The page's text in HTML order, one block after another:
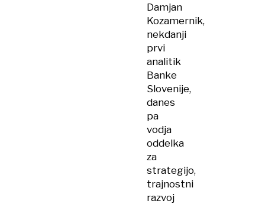
Damjan
Kozamernik,
nekdanji
prvi
analitik
Banke
Slovenije,
danes
pa
vodja
oddelka
za
strategijo,
trajnostni
razvoj